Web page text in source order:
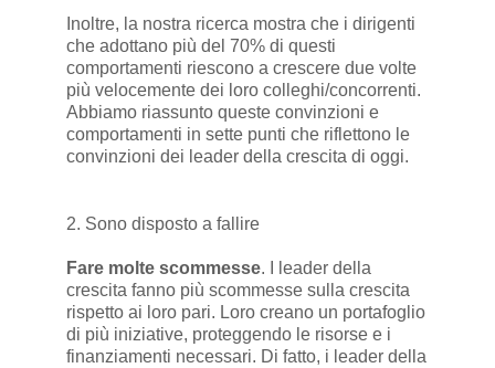
Inoltre, la nostra ricerca mostra che i dirigenti
che adottano più del 70% di questi
comportamenti riescono a crescere due volte
più velocemente dei loro colleghi/concorrenti.
Abbiamo riassunto queste convinzioni e
comportamenti in sette punti che riflettono le
convinzioni dei leader della crescita di oggi.
2. Sono disposto a fallire
Fare molte scommesse. I leader della
crescita fanno più scommesse sulla crescita
rispetto ai loro pari. Loro creano un portafoglio
di più iniziative, proteggendo le risorse e i
finanziamenti necessari. Di fatto, i leader della